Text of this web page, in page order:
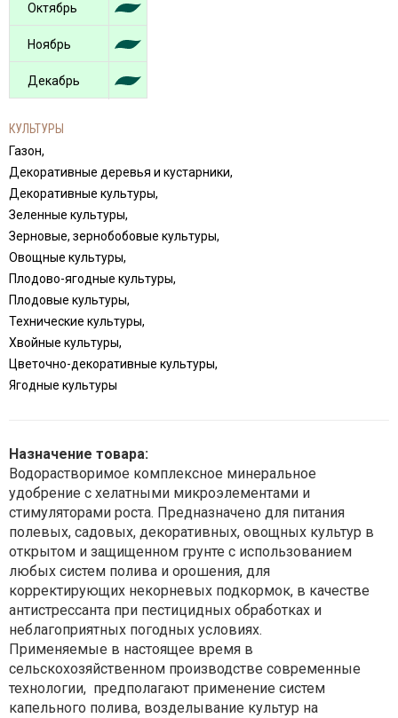
Октябрь
Ноябрь
Декабрь
КУЛЬТУРЫ
Газон,
Декоративные деревья и кустарники,
Декоративные культуры,
Зеленные культуры,
Зерновые, зернобобовые культуры,
Овощные культуры,
Плодово-ягодные культуры,
Плодовые культуры,
Технические культуры,
Хвойные культуры,
Цветочно-декоративные культуры,
Ягодные культуры
Назначение товара:
Водорастворимое комплексное минеральное
удобрение с хелатными микроэлементами и
стимуляторами роста. Предназначено для питания
полевых, садовых, декоративных, овощных культур в
открытом и защищенном грунте с использованием
любых систем полива и орошения, для
корректирующих некорневых подкормок, в качестве
антистрессанта при пестицидных обработках и
неблагоприятных погодных условиях.
Применяемые в настоящее время в
сельскохозяйственном производстве современные
технологии, предполагают применение систем
капельного полива, возделывание культур на